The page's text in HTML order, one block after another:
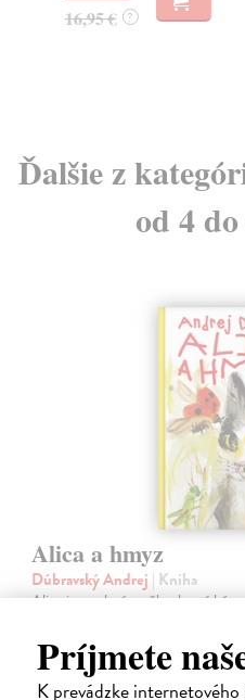
Príjmete
K prevádzke
16,95 € ?
Ďalšie z
od 4
Alica a hmyz
Dúbravský Andrej | Kniha
Alica je zvedavá mačka, ktorá
Na sklade ?
28,03 €